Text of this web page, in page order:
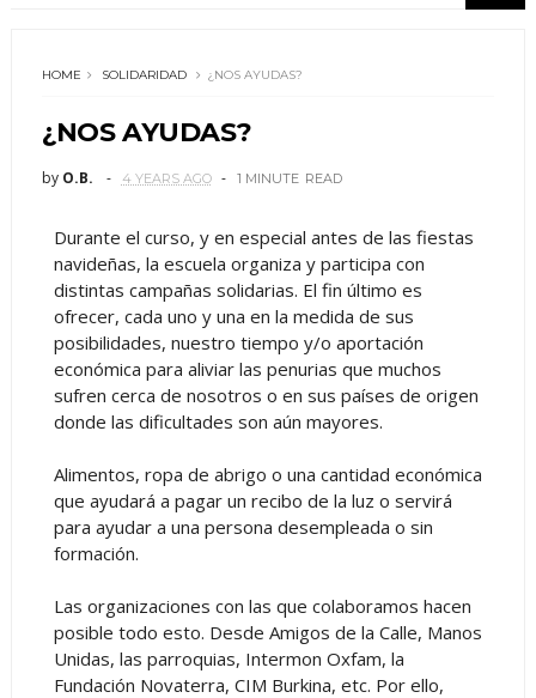
HOME SOLIDARIDAD ¿NOS AYUDAS?
¿NOS AYUDAS?
by O.B. 4 YEARS AGO 1 MINUTE READ
Durante el curso, y en especial antes de las fiestas
navideñas, la escuela organiza y participa con
distintas campañas solidarias. El fin último es
ofrecer, cada uno y una en la medida de sus
posibilidades, nuestro tiempo y/o aportación
económica para aliviar las penurias que muchos
sufren cerca de nosotros o en sus países de origen
donde las dificultades son aún mayores.
Alimentos, ropa de abrigo o una cantidad económica
que ayudará a pagar un recibo de la luz o servirá
para ayudar a una persona desempleada o sin
formación.
Las organizaciones con las que colaboramos hacen
posible todo esto. Desde Amigos de la Calle, Manos
Unidas, las parroquias, Intermon Oxfam, la
Fundación Novaterra, CIM Burkina, etc. Por ello,